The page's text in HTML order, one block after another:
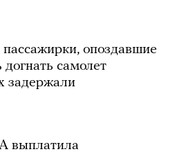
опоздавшие
самолет
задержали
выплатила